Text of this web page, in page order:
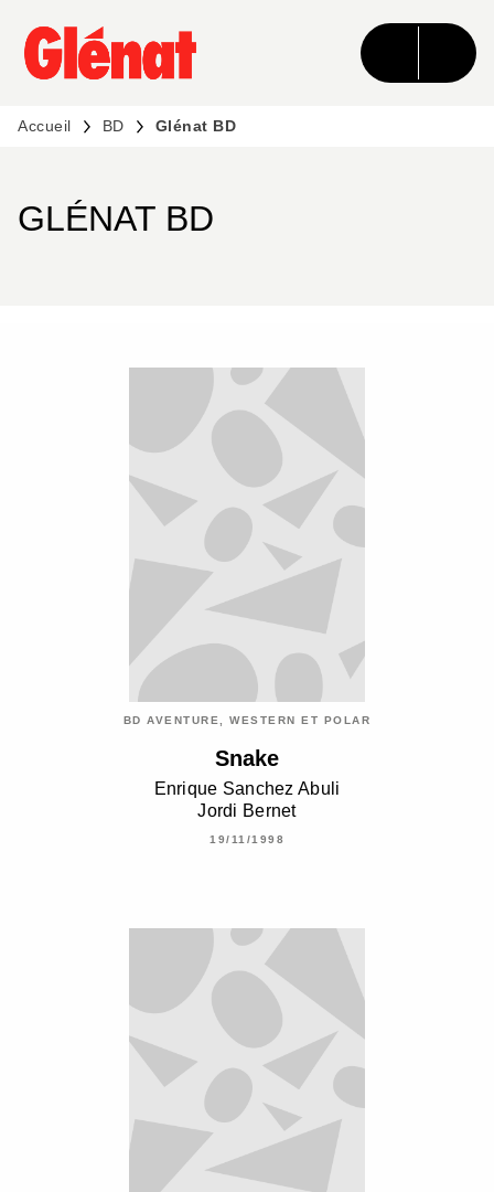
MENU RECHERCHE CONTENU
PIED DE PAGE
Accueil BD Glénat BD
GLÉNAT BD
BD AVENTURE, WESTERN ET POLAR
Snake
Enrique Sanchez Abuli
Jordi Bernet
19/11/1998